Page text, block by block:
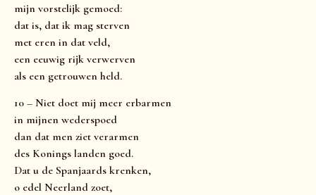
mijn vorstelijk gemoed:
dat is, dat ik mag sterven
met eren in dat veld,
een eeuwig rijk verwerven
als een getrouwen held.
10 – Niet doet mij meer erbarmen
in mijnen wederspoed
dan dat men ziet verarmen
des Konings landen goed.
Dat u de Spanjaards krenken,
o edel Neerland zoet,